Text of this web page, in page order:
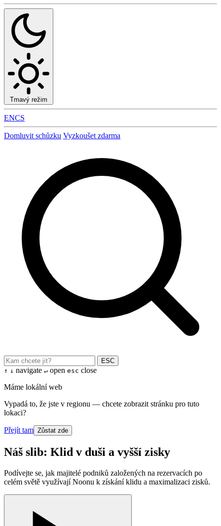
Tmavý režim
ENCS
Domluvit schůzku Vyzkoušet zdarma
ESC
↑ ↓ navigate ↵ open esc close
Máme lokální web
Vypadá to, že jste v regionu — chcete zobrazit stránku pro tuto
lokaci?
Přejít tam Zůstat zde
Náš slib: Klid v duši a vyšší zisky
Podívejte se, jak majitelé podniků založených na rezervacích po
celém světě využívají Noonu k získání klidu a maximalizaci zisků.